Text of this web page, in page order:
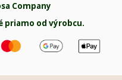
Company
priamo od výrobcu.